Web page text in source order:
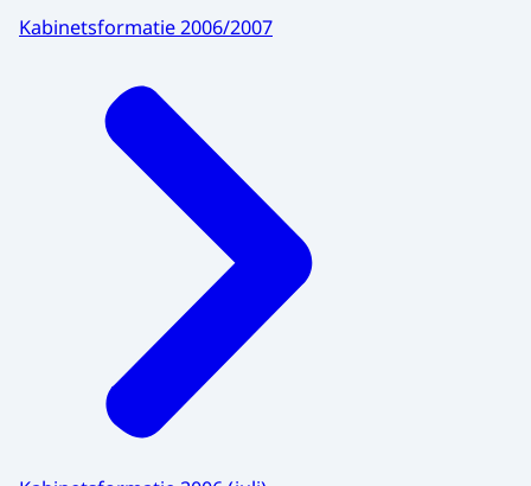
Kabinetsformatie 2006/2007